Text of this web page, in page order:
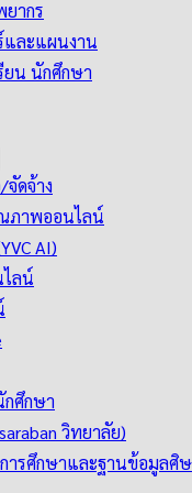
ากร
และแผนงาน
ยน นักศึกษา
ดจ้าง
ภาพออนไลน์
AI)
ลน์
ศึกษา
วิทยาลัย)
ารศึกษาและฐานข้อมูลศิษ